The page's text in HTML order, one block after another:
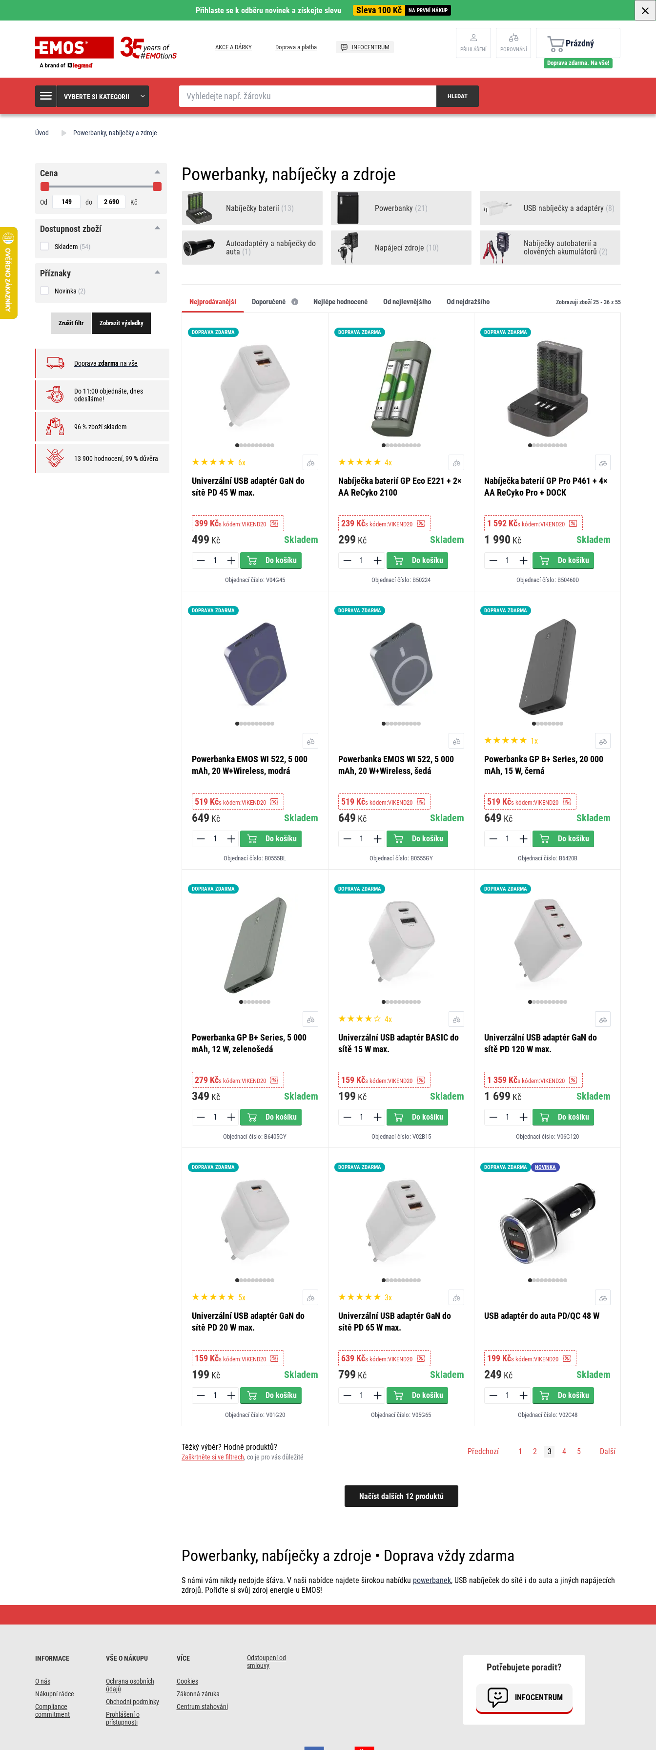
Přihlaste se k odběru novinek a získejte slevu Sleva 100 Kč NA PRVNÍ NÁKUP
AKCE A DÁRKY Doprava a platba INFOCENTRUM PŘIHLÁŠENÍ POROVNÁNÍ
Prázdný
Doprava zdarma. Na vše!
VYBERTE SI KATEGORII
Hledat
HLEDAT
Úvod Powerbanky, nabíječky a zdroje
Cena
Od do Kč
Dostupnost zboží
Skladem (54)
Příznaky
Novinka (2)
Zrušit filtr Zobrazit výsledky
Doprava zdarma na vše
Do 11:00 objednáte, dnes
odesíláme!
96 % zboží skladem
13 900 hodnocení, 99 % důvěra
Powerbanky, nabíječky a zdroje
Nabíječky baterií (13) Powerbanky (21) USB nabíječky a adaptéry (8)
Autoadaptéry a nabíječky do
auta (1) Napájecí zdroje (10)
Nabíječky autobaterií a
olověných akumulátorů (2)
Nejprodávanější doporučené nejlépe hodnocené od nejlevnějšího od nejdražšího Zobrazuji zboží 25 - 36 z 55
DOPRAVA ZDARMA
6x
Univerzální USB adaptér GaN do
sítě PD 45 W max.
399 Kčs kódem:VIKEND20
499 Kč Skladem
Do košíku
Objednací číslo: V04G45
DOPRAVA ZDARMA
4x
Nabíječka baterií GP Eco E221 + 2×
AA ReCyko 2100
239 Kčs kódem:VIKEND20
299 Kč Skladem
Do košíku
Objednací číslo: B50224
DOPRAVA ZDARMA
Nabíječka baterií GP Pro P461 + 4×
AA ReCyko Pro + DOCK
1 592 Kčs kódem:VIKEND20
1 990 Kč Skladem
Do košíku
Objednací číslo: B50460D
DOPRAVA ZDARMA
Powerbanka EMOS WI 522, 5 000
mAh, 20 W+Wireless, modrá
519 Kčs kódem:VIKEND20
649 Kč Skladem
Do košíku
Objednací číslo: B0555BL
DOPRAVA ZDARMA
Powerbanka EMOS WI 522, 5 000
mAh, 20 W+Wireless, šedá
519 Kčs kódem:VIKEND20
649 Kč Skladem
Do košíku
Objednací číslo: B0555GY
DOPRAVA ZDARMA
1x
Powerbanka GP B+ Series, 20 000
mAh, 15 W, černá
519 Kčs kódem:VIKEND20
649 Kč Skladem
Do košíku
Objednací číslo: B6420B
DOPRAVA ZDARMA
Powerbanka GP B+ Series, 5 000
mAh, 12 W, zelenošedá
279 Kčs kódem:VIKEND20
349 Kč Skladem
Do košíku
Objednací číslo: B6405GY
DOPRAVA ZDARMA
4x
Univerzální USB adaptér BASIC do
sítě 15 W max.
159 Kčs kódem:VIKEND20
199 Kč Skladem
Do košíku
Objednací číslo: V02B15
DOPRAVA ZDARMA
Univerzální USB adaptér GaN do
sítě PD 120 W max.
1 359 Kčs kódem:VIKEND20
1 699 Kč Skladem
Do košíku
Objednací číslo: V06G120
DOPRAVA ZDARMA
5x
Univerzální USB adaptér GaN do
sítě PD 20 W max.
159 Kčs kódem:VIKEND20
199 Kč Skladem
Do košíku
Objednací číslo: V01G20
DOPRAVA ZDARMA
3x
Univerzální USB adaptér GaN do
sítě PD 65 W max.
639 Kčs kódem:VIKEND20
799 Kč Skladem
Do košíku
Objednací číslo: V05G65
DOPRAVA ZDARMA NOVINKA
USB adaptér do auta PD/QC 48 W
199 Kčs kódem:VIKEND20
249 Kč Skladem
Do košíku
Objednací číslo: V02C48
Těžký výběr? Hodně produktů?
Zaškrtněte si ve filtrech, co je pro vás důležité
Předchozí 1 2 3 4 5 Další
Powerbanky, nabíječky a zdroje • Doprava vždy zdarma
S námi vám nikdy nedojde šťáva. V naši nabídce najdete širokou nabídku powerbanek, USB nabíječek do sítě i do auta a jiných napájecích
zdrojů. Pořiďte si svůj zdroj energie u EMOS!
a
INFORMACE
O nás
Nákupní rádce
Compliance
commitment
VŠE O NÁKUPU
Ochrana osobních
údajů
Obchodní podmínky
Prohlášení o
přístupnosti
VÍCE
Cookies
Zákonná záruka
Centrum stahování
Odstoupení od
smlouvy
Potřebujete poradit?
INFOCENTRUM